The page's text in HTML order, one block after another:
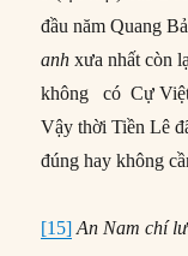
đầu năm Quang
anhxưa nhất còn
không có Cự Việt
Vậy thời Tiền Lê
đúng hay không
[15] An Nam chí